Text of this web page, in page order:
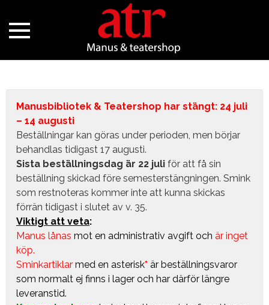
Manusbibliotek & Teatershop har stängt: 24 juli
– 14 augusti
Beställningar kan göras under perioden, men börjar
behandlas tidigast 17 augusti.
Sista beställningsdag är 22 juli för att få sin
beställning skickad före semesterstängningen. Smink
som restnoteras kommer inte att kunna skickas
förrän tidigast i slutet av v. 35.
Viktigt att veta:
Manus lånas mot en administrativ avgift och är inget
köp.
Sminkartiklar med en asterisk* är beställningsvaror
som normalt ej finns i lager och har därför längre
leveranstid.